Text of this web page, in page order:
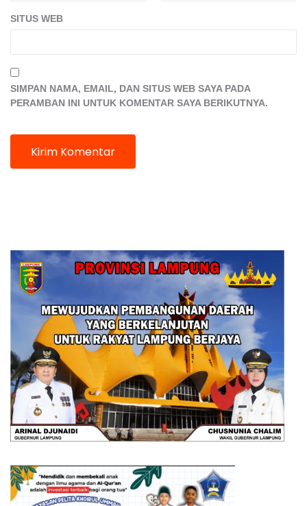
SITUS WEB
SIMPAN NAMA, EMAIL, DAN SITUS WEB SAYA PADA
PERAMBAN INI UNTUK KOMENTAR SAYA BERIKUTNYA.